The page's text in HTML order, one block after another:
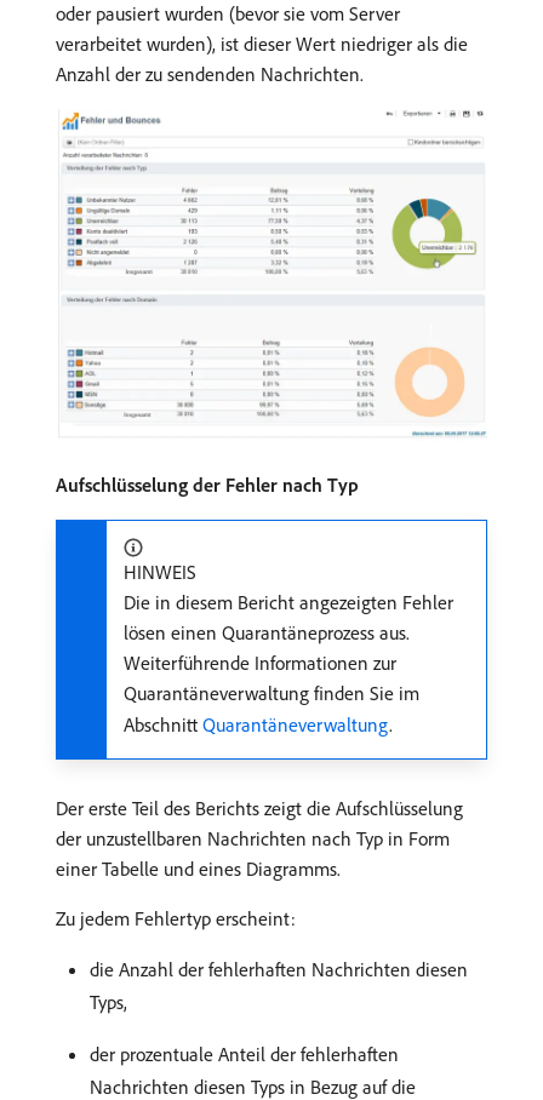
oder pausiert wurden (bevor sie vom Server
verarbeitet wurden), ist dieser Wert niedriger als die
Anzahl der zu sendenden Nachrichten.
Aufschlüsselung der Fehler nach Typ
HINWEIS
Die in diesem Bericht angezeigten Fehler
lösen einen Quarantäneprozess aus.
Weiterführende Informationen zur
Quarantäneverwaltung finden Sie im
Abschnitt Quarantäneverwaltung.
Der erste Teil des Berichts zeigt die Aufschlüsselung
der unzustellbaren Nachrichten nach Typ in Form
einer Tabelle und eines Diagramms.
Zu jedem Fehlertyp erscheint:
die Anzahl der fehlerhaften Nachrichten diesen
Typs,
der prozentuale Anteil der fehlerhaften
Nachrichten diesen Typs in Bezug auf die